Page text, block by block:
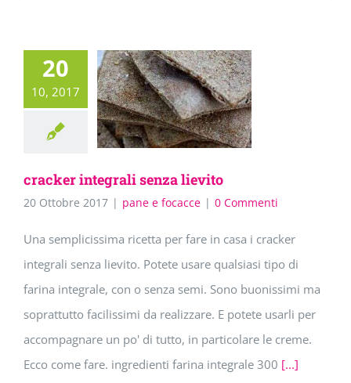
20
10, 2017
cracker integrali senza lievito
20 Ottobre 2017 | pane e focacce | 0 Commenti
Una semplicissima ricetta per fare in casa i cracker
integrali senza lievito. Potete usare qualsiasi tipo di
farina integrale, con o senza semi. Sono buonissimi ma
soprattutto facilissimi da realizzare. E potete usarli per
accompagnare un po' di tutto, in particolare le creme.
Ecco come fare. ingredienti farina integrale 300 [...]